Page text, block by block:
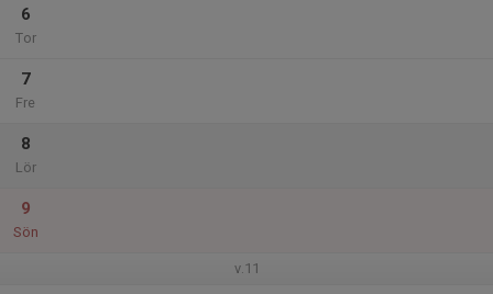
6
Tor
7
Fre
8
Lör
9
Sön
v.11